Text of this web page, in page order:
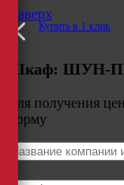
Купить в 1 клик
Наверх
Шкаф: ШУН-
Для получения
форму